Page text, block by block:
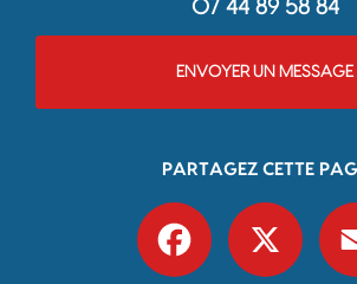
07 44 89 58 84
ENVOYER UN MESSAGE
PARTAGEZ CETTE
Facebook